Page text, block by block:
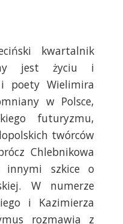
kwartalnik
jest życiu i
i poety Wielimira
w Polsce,
futuryzmu,
twórców
Chlebnikowa
innymi szkice o
W numerze
i Kazimierza
rozmawia z